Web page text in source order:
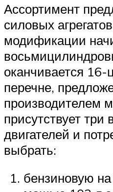
Ассортимент
силовых
модификации
оканчивается
перечне,
производителем
присутствует три
двигателей и
выбрать:
бензиновую